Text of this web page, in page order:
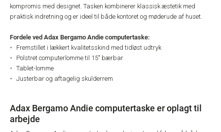
kompromis med designet. Tasken kombinerer klassisk æstetik med
praktisk indretning og er ideel til både kontoret og møderude af huset.
Fordele ved Adax Bergamo Andie computertaske:
Fremstillet i lækkert kvalitetsskind med tidløst udtryk
Polstret computerlomme til 15" bærbar
Tablet-lomme
Justerbar og aftagelig skulderrem
Adax Bergamo Andie computertaske er oplagt til
arbejde